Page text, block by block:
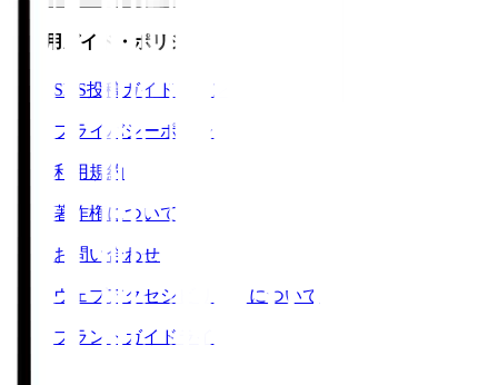
ご利用ガイド・ポリシー
SNS投稿ガイドライン
プライバシーポリシー
利用規約
著作権について
お問い合わせ
ウェブアクセシビリティについて
ブランドガイドライン